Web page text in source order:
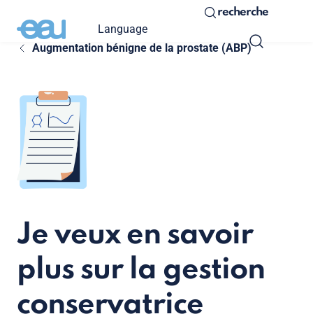
Language
recherche
Augmentation bénigne de la prostate (ABP)
Je veux en savoir
plus sur la gestion
conservatrice